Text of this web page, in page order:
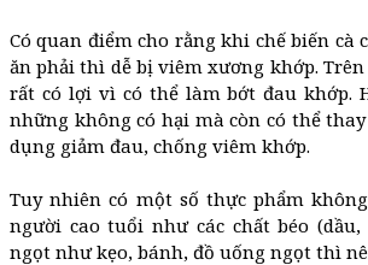
Có quan điểm cho rằng khi chế biến cà
ăn phải thì dễ bị viêm xương khớp.
rất có lợi vì có thể làm bớt đau khớp.
những không có hại mà còn có thể
dụng giảm đau, chống viêm khớp.
Tuy nhiên có một số thực phẩm
người cao tuổi như các chất béo (dầu,
ngọt như kẹo, bánh, đồ uống ngọt thì